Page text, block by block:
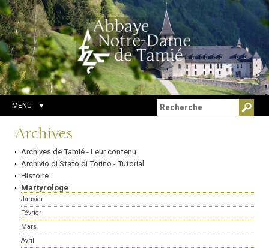
Aller
au
contenu.
|
Aller
à
la
navigation
Outils
personnels
Chercher par
Recherche
avancée…
MENU
Navigation
Archives
Archives de Tamié - Leur contenu
Archivio di Stato di Torino - Tutorial
Histoire
Martyrologe
Janvier
Février
Mars
Avril